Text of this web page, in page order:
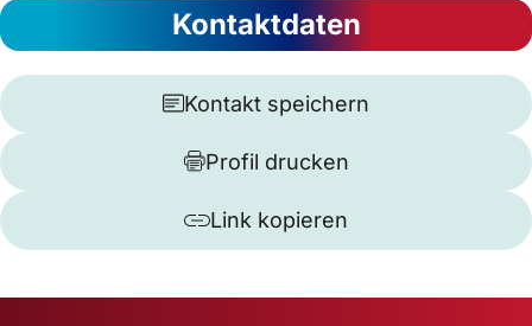
Kontaktdaten
Kontakt speichern
Profil drucken
Link kopieren